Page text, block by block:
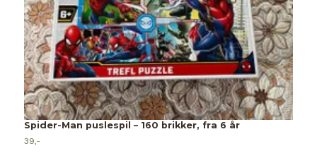
Spider-Man puslespil – 160 brikker, fra 6 år
39,-